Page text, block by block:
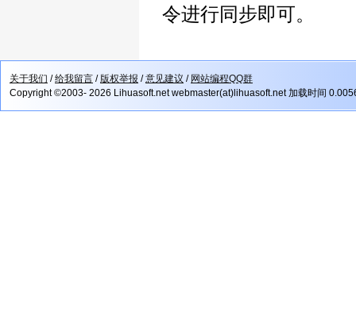
令进行同步即可。
关于我们 /给我留言 /版权举报 /意见建议 / 网站编程QQ群
Copyright ©2003- 2026 Lihuasoft.net webmaster(at)lihuasoft.net 加载时间